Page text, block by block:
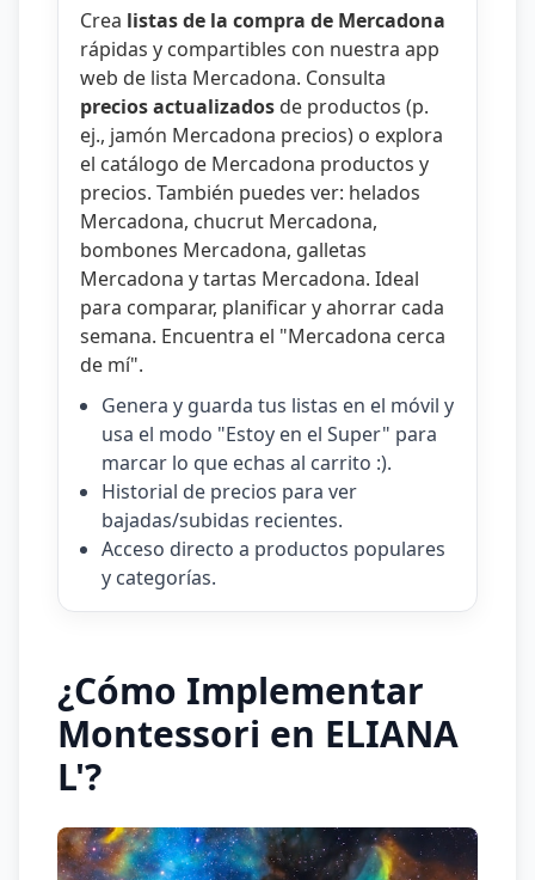
Crea listas de la compra de Mercadona
rápidas y compartibles con nuestra app
web de lista Mercadona. Consulta
precios actualizados de productos (p.
ej., jamón Mercadona precios) o explora
el catálogo de Mercadona productos y
precios. También puedes ver: helados
Mercadona, chucrut Mercadona,
bombones Mercadona, galletas
Mercadona ytartas Mercadona. Ideal
para comparar, planificar y ahorrar cada
semana. Encuentra el "Mercadona cerca
de mí".
Genera y guarda tus listas en el móvil y
usa el modo "Estoy en el Super" para
marcar lo que echas al carrito :).
Historial de precios para ver
bajadas/subidas recientes.
Acceso directo a productos populares
y categorías.
¿Cómo Implementar
Montessori en ELIANA
L'?